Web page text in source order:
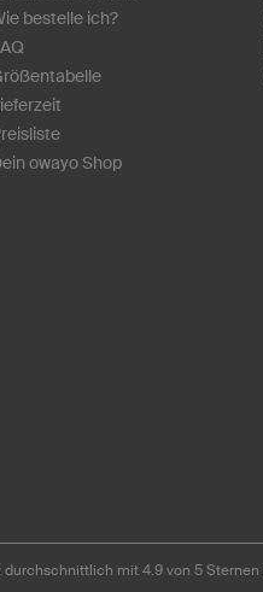
bestelle ich?
owayo Shop
durchschnittlich mit 4.9 von 5